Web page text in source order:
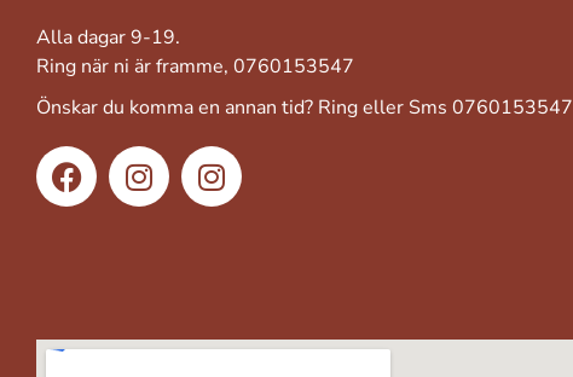
Alla dagar 9-19.
Ring när ni är framme, 0760153547
Önskar du komma en annan tid? Ring eller Sms 0760153547